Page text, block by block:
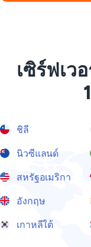
เซิร์ฟเว
ชิลี
นิวซีแลนด์
สหรัฐอเมริกา
อังกฤษ
เกาหลีใต้